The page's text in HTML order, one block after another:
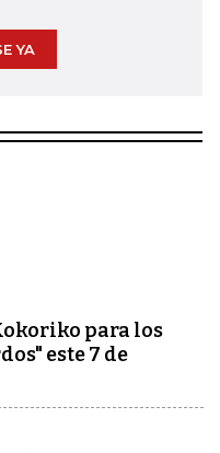
YA
para los
este 7 de